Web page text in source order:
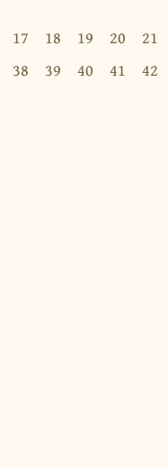
17 18 19 20 21
38 39 40 41 42